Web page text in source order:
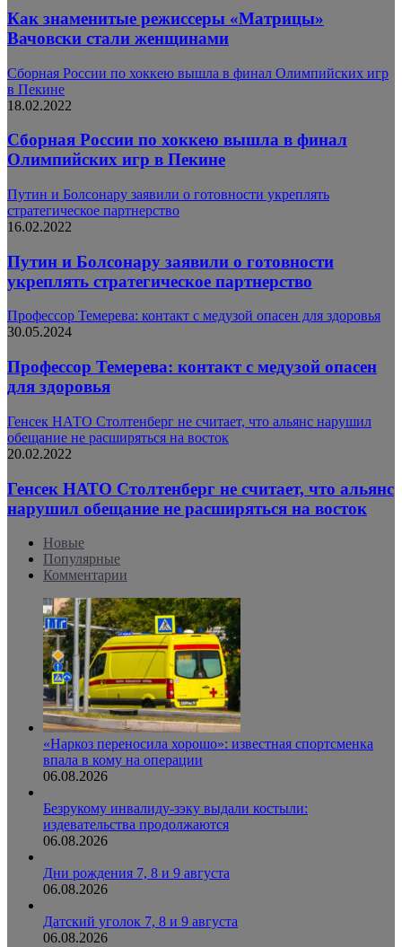
Как знаменитые режиссеры «Матрицы»
Вачовски стали женщинами
Сборная России по хоккею вышла в финал Олимпийских игр
в Пекине
18.02.2022
Сборная России по хоккею вышла в финал
Олимпийских игр в Пекине
Путин и Болсонару заявили о готовности укреплять
стратегическое партнерство
16.02.2022
Путин и Болсонару заявили о готовности
укреплять стратегическое партнерство
Профессор Темерева: контакт с медузой опасен для здоровья
30.05.2024
Профессор Темерева: контакт с медузой опасен
для здоровья
Генсек НАТО Столтенберг не считает, что альянс нарушил
обещание не расширяться на восток
20.02.2022
Генсек НАТО Столтенберг не считает, что альянс
нарушил обещание не расширяться на восток
Новые
Популярные
Комментарии
«Наркоз переносила хорошо»: известная спортсменка
впала в кому на операции
06.08.2026
Безрукому инвалиду-зэку выдали костыли:
издевательства продолжаются
06.08.2026
Дни рождения 7, 8 и 9 августа
06.08.2026
Датский уголок 7, 8 и 9 августа
06.08.2026